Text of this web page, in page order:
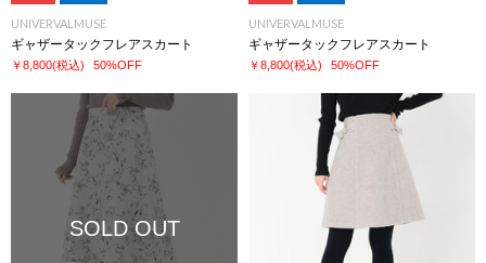
UNIVERVALMUSE
ギャザータックフレアスカート
￥8,800(税込) 50%OFF
UNIVERVALMUSE
ギャザータックフレアスカート
￥8,800(税込) 50%OFF
SOLD OUT